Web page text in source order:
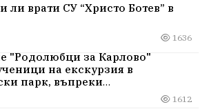
ли врати СУ “Христо Ботев” в
1636
"Родолюбци за Карлово"
на екскурзия в
парк, въпреки
1612